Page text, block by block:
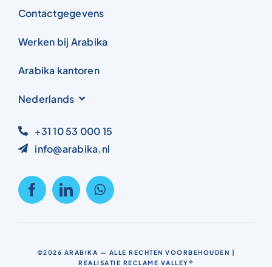
Contactgegevens
Werken bij Arabika
Arabika kantoren
Nederlands
+31 10 53 000 15
info@arabika.nl
©2026 ARABIKA — ALLE RECHTEN VOORBEHOUDEN |
REALISATIE RECLAME VALLEY®